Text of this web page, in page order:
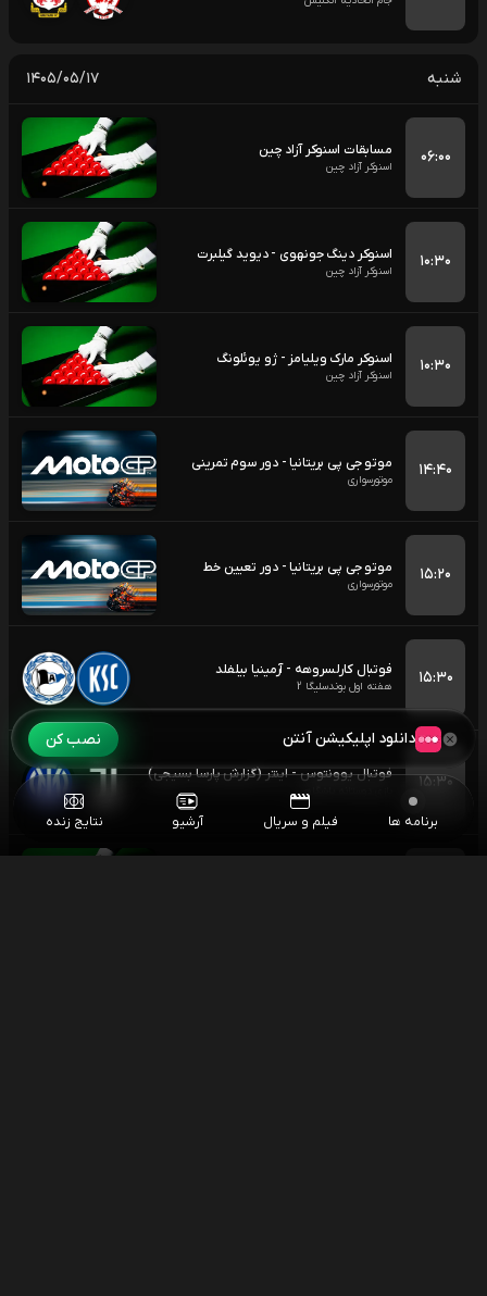
شنبه ۱۴۰۵/۰۵/۱۷
۰۶:۰۰ مسابقات اسنوکر آزاد چین
اسنوکر آزاد چین
۱۰:۳۰ اسنوکر دینگ جونهوی - دیوید گیلبرت
اسنوکر آزاد چین
۱۰:۳۰ اسنوکر مارک ویلیامز - ژو یوئلونگ
اسنوکر آزاد چین
۱۴:۴۰ موتو جی پی بریتانیا - دور سوم تمرینی
موتورسواری
۱۵:۲۰ موتو جی پی بریتانیا - دور تعیین خط
موتورسواری
۱۵:۳۰ فوتبال کارلسروهه - آرمینیا بیلفلد
هفته اول بوندسلیگا 2
۱۵:۳۰ فوتبال یوونتوس - اینتر (گزارش پارسا بسیجی)
بازی دوستانه باشگاهی
برنامه ها فیلم و سریال آرشیو نتایج زنده
دانلود اپلیکیشن آنتن نصب کن